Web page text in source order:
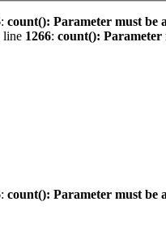
: count(): Parameter must be
line 1266: count():
: count(): Parameter must be